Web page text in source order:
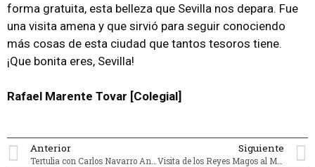
forma gratuita, esta belleza que Sevilla nos depara. Fue
una visita amena y que sirvió para seguir conociendo
más cosas de esta ciudad que tantos tesoros tiene.
¡Que bonita eres, Sevilla!
Rafael Marente Tovar [Colegial]
Anterior Siguiente
Visita de los Reyes Magos al Mayor